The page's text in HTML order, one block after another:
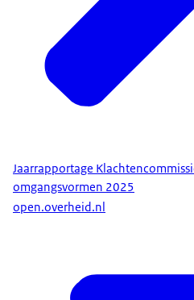
Jaarrapportage
omgangsvormen 2025
open.overheid.nl